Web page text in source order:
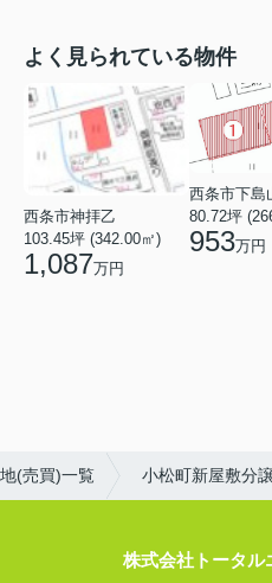
よく見られている物件
西条市神拝乙
103.45坪 (342.00㎡)
1,087万円
西条市下島
80.72坪
953万円
(売買)一覧 小松町新屋敷分
株式会社トータル